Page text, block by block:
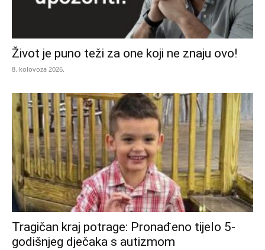
Život je puno teži za one koji ne znaju ovo!
8. kolovoza 2026.
Tragičan kraj potrage: Pronađeno tijelo 5-
godišnjeg dječaka s autizmom